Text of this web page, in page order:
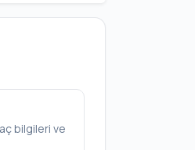
bilgileri ve